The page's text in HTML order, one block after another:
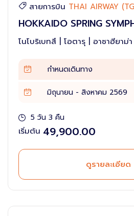
จอร์เจีย
ไทย
เกาหลี
สายการบิน THAI AIRWAY
HOKKAIDO SPRING
โนโบริเบทสึ | โอตารุ | อาซาฮียาม่
กำหนดเดินทาง
มิถุนายน - สิงหาคม 2569
5 วัน 3 คืน
เริ่มต้น 49,900.00
ดูรายละเอียด